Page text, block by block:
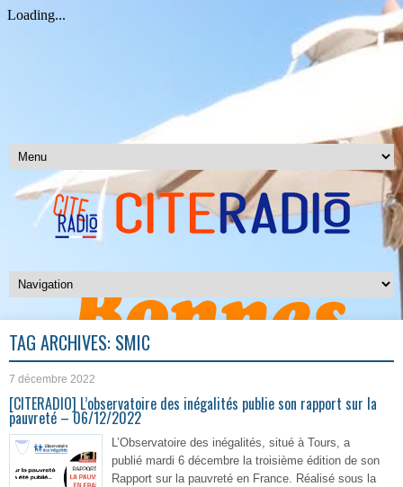
TAG ARCHIVES: SMIC
7 décembre 2022
[CITERADIO] L’observatoire des inégalités publie son rapport sur la
pauvreté – 06/12/2022
L’Observatoire des inégalités, situé à Tours, a
publié mardi 6 décembre la troisième édition de son
Rapport sur la pauvreté en France. Réalisé sous la